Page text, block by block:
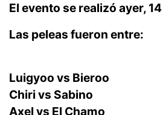
El evento se realizó ayer,
Las peleas fueron entre:
Luigyoo vs Bieroo
Chiri vs Sabino
Axel vs El Chamo